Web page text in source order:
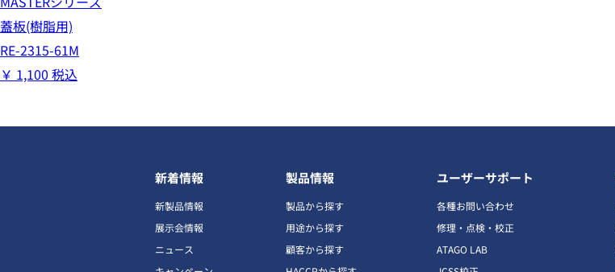
蓋板(樹脂用)
RE-2315-61M
￥ 1,100 税込
新着情報
新製品情報
展示会情報
ニュース
製品情報
製品から探す
用途から探す
顧客から探す
ユーザーサポート
各種お問い合わせ
修理・点検・校正
ATAGO LAB